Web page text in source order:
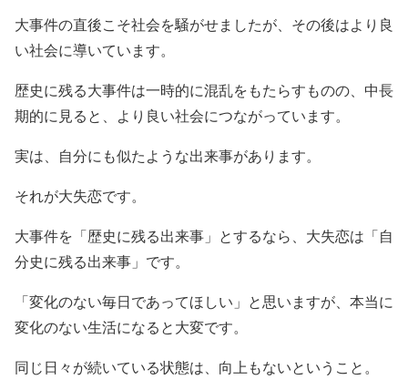
大事件の直後こそ社会を騒がせましたが、その後はより良
い社会に導いています。
歴史に残る大事件は一時的に混乱をもたらすものの、中長
期的に見ると、より良い社会につながっています。
実は、自分にも似たような出来事があります。
それが大失恋です。
大事件を「歴史に残る出来事」とするなら、大失恋は「自
分史に残る出来事」です。
「変化のない毎日であってほしい」と思いますが、本当に
変化のない生活になると大変です。
同じ日々が続いている状態は、向上もないということ。